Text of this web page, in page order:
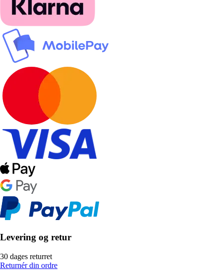
Levering og retur
30 dages returret
Returnér din ordre